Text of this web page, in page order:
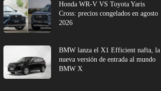
Honda WR-V VS Toyota Yaris
Cross: precios congelados en agosto
2026
BMW lanza el X1 Efficient nafta, la
nueva versión de entrada al mundo
BMW X